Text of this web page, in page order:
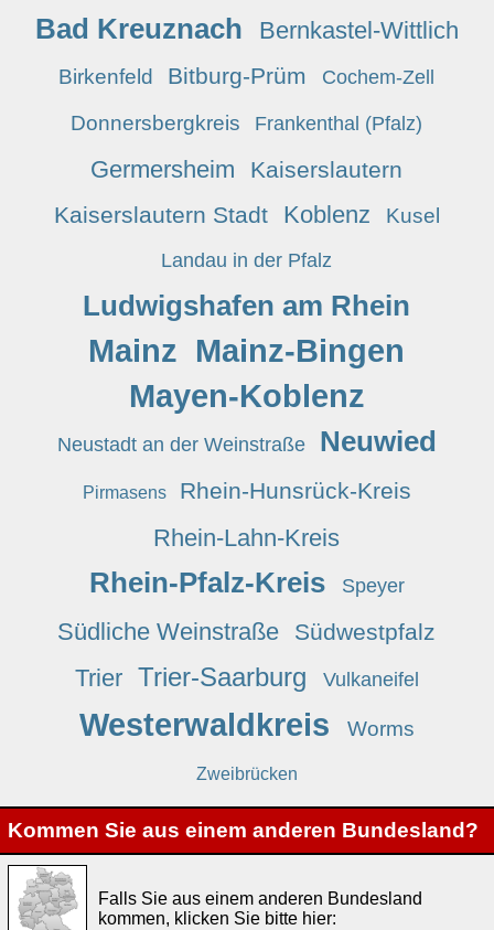
Bad Kreuznach Bernkastel-Wittlich
Birkenfeld Bitburg-Prüm Cochem-Zell
Donnersbergkreis Frankenthal (Pfalz)
Germersheim
Kaiserslautern
Kaiserslautern Stadt
Koblenz Kusel
Landau in der Pfalz
Ludwigshafen am Rhein
Mainz Mainz-Bingen
Mayen-Koblenz
Neustadt an der Weinstraße Neuwied
Pirmasens Rhein-Hunsrück-Kreis
Rhein-Lahn-Kreis
Rhein-Pfalz-Kreis Speyer
Südliche Weinstraße Südwestpfalz
Trier Trier-Saarburg Vulkaneifel
Westerwaldkreis Worms
Zweibrücken
Kommen Sie aus einem anderen Bundesland?
Falls Sie aus einem anderen Bundesland
kommen, klicken Sie bitte hier: